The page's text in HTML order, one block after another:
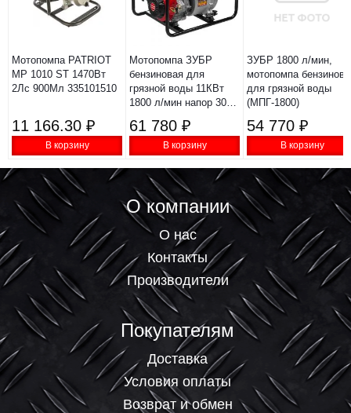
Мотопомпа PATRIOT
MP 1010 ST 1470Вт
2Лс 900Мл 335101510
11 166.30 ₽
В корзину
Мотопомпа ЗУБР
бензиновая для
грязной воды 11КВт
1800 л/мин напор 30м
МПГ-1800-100
61 780 ₽
В корзину
ЗУБР 1800 л/мин,
мотопомпа
для грязной воды
(МПГ-1800)
54 770 ₽
В корзину
О компании
О нас
Контакты
Производители
Покупателям
Доставка
Условия оплаты
Возврат и обмен